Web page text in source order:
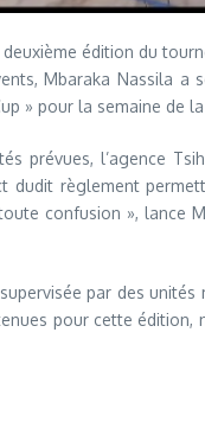
édition du
Mbaraka Nassila
» pour la semaine de
prévues, l’agence
dudit règlement
confusion », lance
par des
pour cette édition,